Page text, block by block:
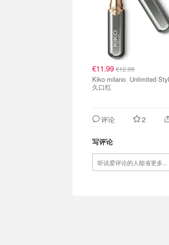
€11.99 €12.99
Kiko milano Unlimited Stylo 03 持
久口红
评论 2
写评论